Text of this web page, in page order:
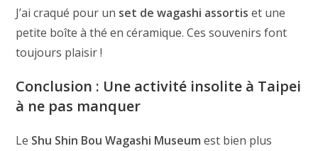
J’ai craqué pour un set de wagashi assortis et une
petite boîte à thé en céramique. Ces souvenirs font
toujours plaisir !
Conclusion : Une activité insolite à Taipei
à ne pas manquer
Le Shu Shin Bou Wagashi Museum est bien plus